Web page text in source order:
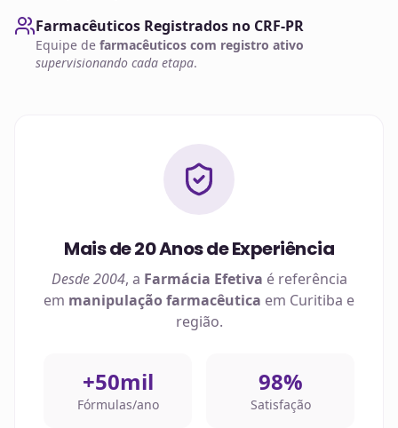
Farmacêuticos Registrados no CRF-PR
Equipe de farmacêuticos com registro ativo
supervisionando cada etapa.
Mais de 20 Anos de Experiência
Desde 2004, a Farmácia Efetiva é referência
em manipulação farmacêutica em Curitiba e
região.
+50mil
Fórmulas/ano
98%
Satisfação